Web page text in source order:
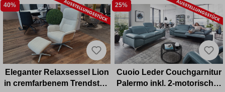
40%
Eleganter Relaxsessel Lion
in cremfarbenem Trendstoff
25%
Cuoio Leder Couchgarnitur
Palermo inkl. 2-motorischer